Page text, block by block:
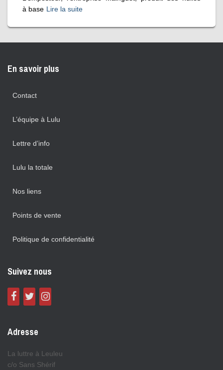
à base Lire la suite
En savoir plus
Contact
L’équipe à Lulu
Lettre d’info
Lulu la totale
Nos liens
Points de vente
Politique de confidentialité
Suivez nous
Adresse
La luttre à Leuleu
c/o Sans Shérif